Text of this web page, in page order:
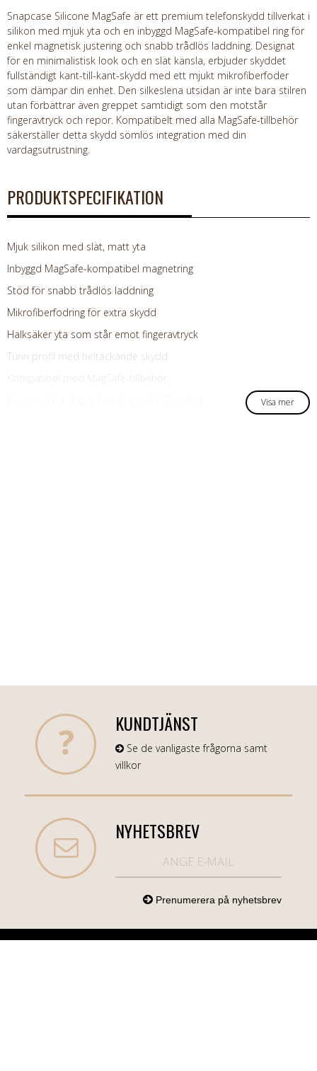
Snapcase Silicone MagSafe är ett premium telefonskydd tillverkat i
silikon med mjuk yta och en inbyggd MagSafe-kompatibel ring för
enkel magnetisk justering och snabb trådlös laddning. Designat
för en minimalistisk look och en slät känsla, erbjuder skyddet
fullständigt kant-till-kant-skydd med ett mjukt mikrofiberfoder
som dämpar din enhet. Den silkeslena utsidan är inte bara stilren
utan förbättrar även greppet samtidigt som den motstår
fingeravtryck och repor. Kompatibelt med alla MagSafe-tillbehör
säkerställer detta skydd sömlös integration med din
vardagsutrustning.
PRODUKTSPECIFIKATION
Mjuk silikon med slät, matt yta
Inbyggd MagSafe-kompatibel magnetring
Stöd för snabb trådlös laddning
Mikrofiberfodring för extra skydd
Halksäker yta som står emot fingeravtryck
Tunn profil med heltäckande skydd
Kompatibel med MagSafe-tillbehör
Visa mer
KUNDTJÄNST
Se de vanligaste frågorna samt
villkor
NYHETSBREV